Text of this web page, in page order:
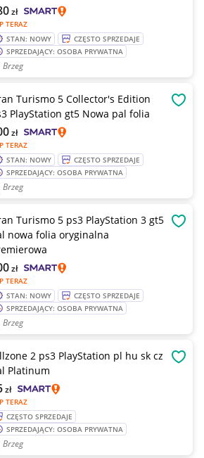
TERAZ
zł
STAN: NOWY
CZĘSTO SPRZEDAJE
SPRZEDAJĄCY: OSOBA PRYWATNA
Brzeg
Turismo 5 Collector's Edition
PlayStation gt5 Nowa pal folia
TERAZ
zł
STAN: NOWY
CZĘSTO SPRZEDAJE
SPRZEDAJĄCY: OSOBA PRYWATNA
Brzeg
Turismo 5 ps3 PlayStation 3 gt5
nowa folia oryginalna
TERAZ
zł
STAN: NOWY
CZĘSTO SPRZEDAJE
SPRZEDAJĄCY: OSOBA PRYWATNA
Brzeg
2 ps3 PlayStation pl hu sk cz
Platinum
TERAZ
zł
CZĘSTO SPRZEDAJE
SPRZEDAJĄCY: OSOBA PRYWATNA
Brzeg